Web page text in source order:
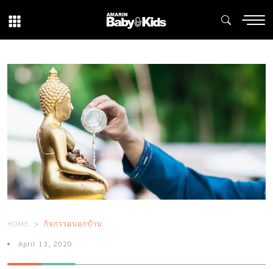
HOME กิจกรรมนอกบ้าน
April 13, 2020